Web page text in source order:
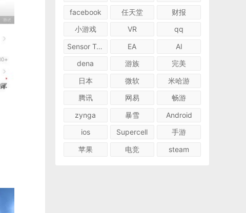
facebook
任天堂
财报
小游戏
VR
qq
Sensor Tower
EA
AI
dena
游族
完美
日本
微软
米哈游
腾讯
网易
畅游
zynga
暴雪
Android
ios
Supercell
手游
苹果
电竞 steam